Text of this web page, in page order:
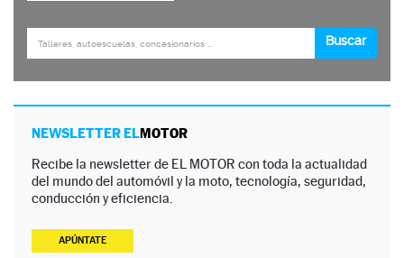
NEWSLETTER ELMOTOR
Recibe la newsletter de EL MOTOR con toda la actualidad
del mundo del automóvil y la moto, tecnología, seguridad,
conducción y eficiencia.
APÚNTATE